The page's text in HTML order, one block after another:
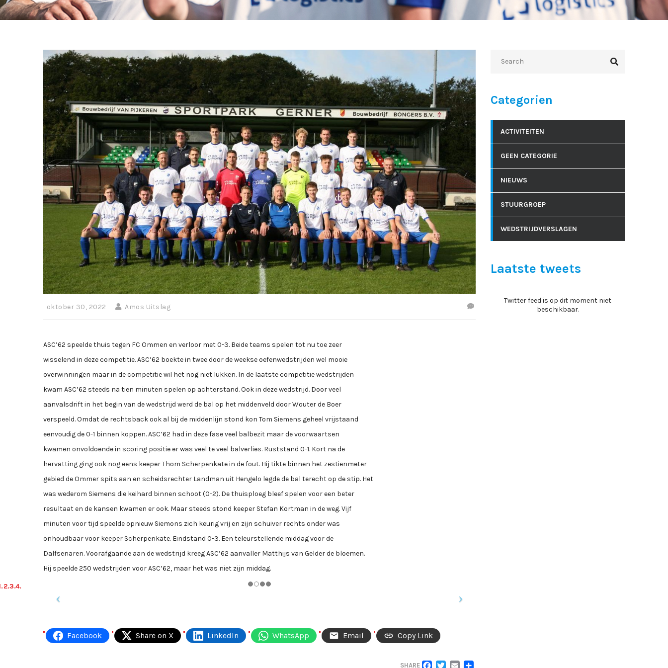
oktober 30, 2022 Amos Uitslag
ASC’62 speelde thuis tegen FC Ommen en verloor met 0-3. Beide teams spelen tot nu toe zeer
wisselend in deze competitie. ASC’62 boekte in twee door de weekse oefenwedstrijden wel mooie
overwinningen maar in de competitie wil het nog niet lukken. In de laatste competitie wedstrijden
kwam ASC’62 steeds na tien minuten spelen op achterstand. Ook in deze wedstrijd. Door veel
aanvalsdrift in het begin van de wedstrijd werd de bal op het middenveld door Wouter de Boer
verspeeld. Omdat de rechtsback ook al bij de middenlijn stond kon Tom Siemens geheel vrijstaand
eenvoudig de 0-1 binnen koppen. ASC’62 had in deze fase veel balbezit maar de voorwaartsen
kwamen onvoldoende in scoring positie er was veel te veel balverlies. Ruststand 0-1. Kort na de
hervatting ging ook nog eens keeper Thom Scherpenkate in de fout. Hij tikte binnen het zestienmeter
gebied de Ommer spits aan en scheidsrechter Landman uit Hengelo legde de bal terecht op de stip. Het
was wederom Siemens die keihard binnen schoot (0-2). De thuisploeg bleef spelen voor een beter
resultaat en de kansen kwamen er ook. Maar steeds stond keeper Stefan Kortman in de weg. Vijf
minuten voor tijd speelde opnieuw Siemons zich keurig vrij en zijn schuiver rechts onder was
onhoudbaar voor keeper Scherpenkate. Eindstand 0-3. Een teleurstellende middag voor de
Dalfsenaren. Voorafgaande aan de wedstrijd kreeg ASC’62 aanvaller Matthijs van Gelder de bloemen.
Hij speelde 250 wedstrijden voor ASC’62, maar het was niet zijn middag.
Facebook Share on X LinkedIn WhatsApp Email Copy Link
SHARE
Categorien
ACTIVITEITEN
GEEN CATEGORIE
NIEUWS
STUURGROEP
WEDSTRIJDVERSLAGEN
Laatste tweets
Twitter feed is op dit moment niet
beschikbaar.